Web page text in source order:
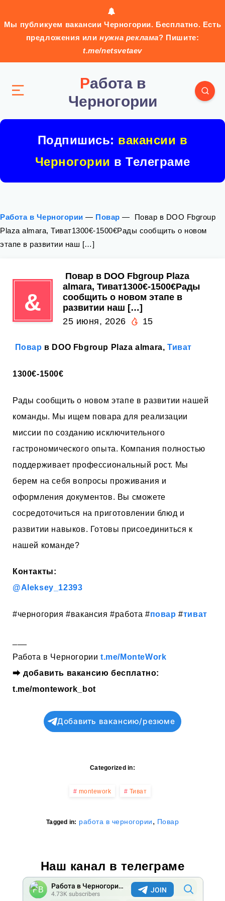
Мы публикуем вакансии Черногории. Бесплатно. Есть
предложения илинужна реклама? Пишите:
t.me/netsvetaev
Работа в
Черногории
Подпишись: вакансии в
Черногории в Телеграме
Работа в Черногории — Повар —
‍ Повар в DOO Fbgroup
Plaza almara, Тиват1300€-1500€Рады сообщить о новом
этапе в развитии наш […]
&
‍ Повар в DOO Fbgroup Plaza
almara, Тиват1300€-1500€Рады
сообщить о новом этапе в
развитии наш […]
25 июня, 2026
15
Повар в DOO Fbgroup Plaza almara,Тиват
1300€-1500€
Рады сообщить о новом этапе в развитии нашей
команды. Мы ищем повара для реализации
миссии по созданию исключительного
гастрономического опыта. Компания полностью
поддерживает профессиональный рост. Мы
берем на себя вопросы проживания и
оформления документов. Вы сможете
сосредоточиться на приготовлении блюд и
развитии навыков. Готовы присоединиться к
нашей команде?
Контакты:
@Aleksey_12393
#черногория #вакансия #работа #повар #тиват
Работа в Черногории t.me/MonteWork
⮕добавить вакансию бесплатно:
t.me/montework_bot
Добавить вакансию/резюме
Categorized in:
montework Тиват
Tagged in: работа в черногории, Повар
Наш канал в телеграме